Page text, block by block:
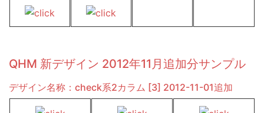
QHM 新デザイン 2012年11月追加分サンプル
デザイン名称：check系2カラム [3] 2012-11-01追加